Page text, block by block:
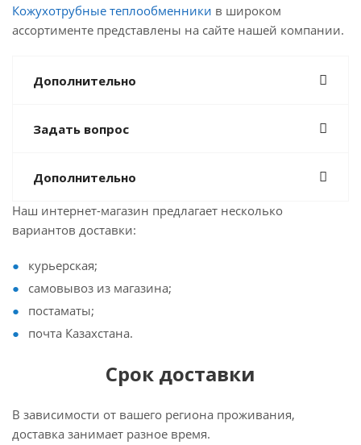
Кожухотрубные теплообменники в широком
ассортименте представлены на сайте нашей компании.
Дополнительно
Задать вопрос
Дополнительно
Наш интернет-магазин предлагает несколько
вариантов доставки:
курьерская;
самовывоз из магазина;
постаматы;
почта Казахстана.
Срок доставки
В зависимости от вашего региона проживания,
доставка занимает разное время.